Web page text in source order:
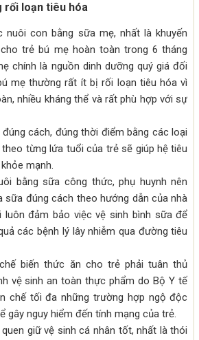
rối loạn tiêu hóa
nuôi con bằng sữa mẹ, nhất là khuyến
trẻ bú mẹ hoàn toàn trong 6 tháng
chính là nguồn dinh dưỡng quý giá đối
mẹ thường rất ít bị rối loạn tiêu hóa vì
nhiều kháng thể và rất phù hợp với sự
cách, đúng thời điểm bằng các loại
từng lứa tuổi của trẻ sẽ giúp hệ tiêu
mạnh.
bằng sữa công thức, phụ huynh nên
sữa đúng cách theo hướng dẫn của nhà
luôn đảm bảo việc vệ sinh bình sữa để
các bệnh lý lây nhiễm qua đường tiêu
biến thức ăn cho trẻ phải tuân thủ
vệ sinh an toàn thực phẩm do Bộ Y tế
chế tối đa những trường hợp ngộ độc
gây nguy hiểm đến tính mạng của trẻ.
giữ vệ sinh cá nhân tốt, nhất là thói